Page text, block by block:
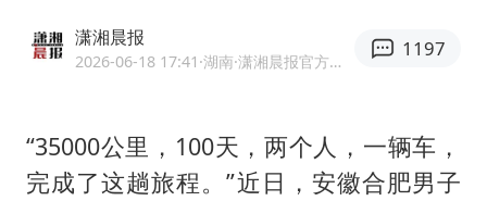
美国退回1000亿美元关税
李亚鹏向地铁吐血女孩捐99999元
潇湘晨报
2026-06-18 17:41 ·湖南 ·潇湘晨报官方网易号
1197
“35000公里，100天，两个人，一辆车，
完成了这趟旅程。”近日，安徽合肥男子